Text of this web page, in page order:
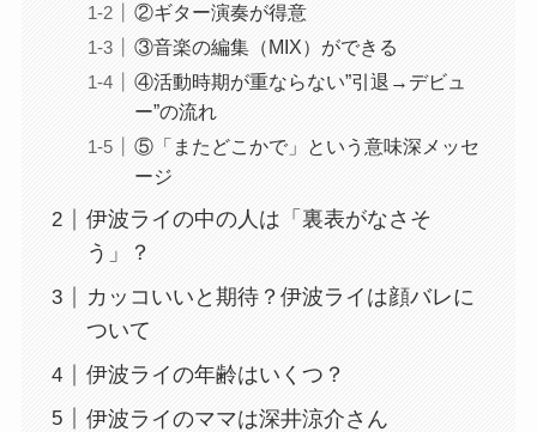
②ギター演奏が得意
③音楽の編集（MIX）ができる
④活動時期が重ならない”引退→デビュ
ー”の流れ
⑤「またどこかで」という意味深メッセ
ージ
伊波ライの中の人は「裏表がなさそ
う」？
カッコいいと期待？伊波ライは顔バレに
ついて
伊波ライの年齢はいくつ？
伊波ライのママは深井涼介さん